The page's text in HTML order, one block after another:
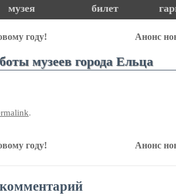
музея
билет
году! Анонс
музеев города Ельца
.
году! Анонс